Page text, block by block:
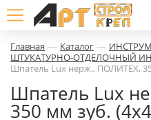
Главная — Каталог —
ШТУКАТУРНО-ОТДЕЛОЧНЫЙ
Шпатель Lux нерж., ПОЛИТЕХ,
Шпатель Lux
350 мм зуб.